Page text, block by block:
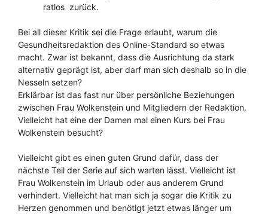
ratlos zurück.
Bei all dieser Kritik sei die Frage erlaubt, warum die
Gesundheitsredaktion des Online-Standard so etwas
macht. Zwar ist bekannt, dass die Ausrichtung da stark
alternativ geprägt ist, aber darf man sich deshalb so in die
Nesseln setzen?
Erklärbar ist das fast nur über persönliche Beziehungen
zwischen Frau Wolkenstein und Mitgliedern der Redaktion.
Vielleicht hat eine der Damen mal einen Kurs bei Frau
Wolkenstein besucht?
Vielleicht gibt es einen guten Grund dafür, dass der
nächste Teil der Serie auf sich warten lässt. Vielleicht ist
Frau Wolkenstein im Urlaub oder aus anderem Grund
verhindert. Vielleicht hat man sich ja sogar die Kritik zu
Herzen genommen und benötigt jetzt etwas länger um